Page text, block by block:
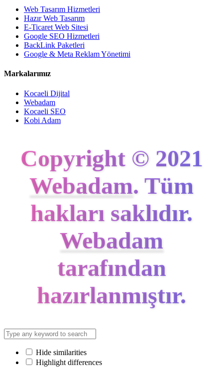
Web Tasarım Hizmetleri
Hazır Web Tasarım
E-Ticaret Web Sitesi
Google SEO Hizmetleri
BackLink Paketleri
Google & Meta Reklam Yönetimi
Markalarımız
Kocaeli Dijital
Webadam
Kocaeli SEO
Kobi Adam
Copyright © 2021
Webadam. Tüm
hakları saklıdır.
Webadam
tarafından
hazırlanmıştır.
Hide similarities
Highlight differences